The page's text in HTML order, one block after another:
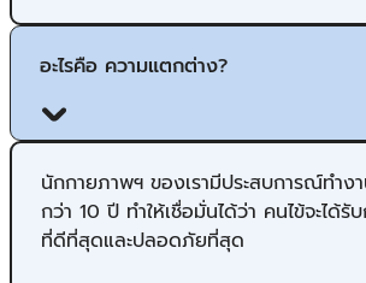
อะไรคือ ความแตกต่าง?
นักกายภาพฯ ของเรามีประสบการณ์ทำง
กว่า 10 ปี ทำให้เชื่อมั่นได้ว่า คนไข้จะได้รั
ที่ดีที่สุดและปลอดภัยที่สุด